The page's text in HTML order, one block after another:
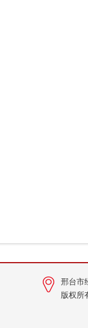
邢台市
版权所